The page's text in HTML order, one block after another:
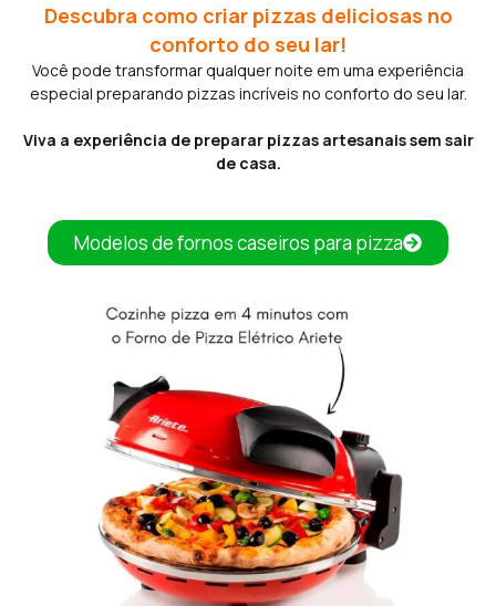
Descubra como criar pizzas deliciosas no
conforto do seu lar!
Você pode transformar qualquer noite em uma experiência
especial preparando pizzas incríveis no conforto do seu lar.
Viva a experiência de preparar pizzas artesanais sem sair
de casa.
Modelos de fornos caseiros para pizza